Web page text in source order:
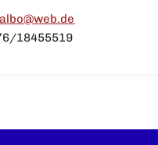
18455519